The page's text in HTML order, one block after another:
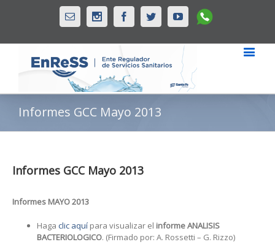
Email InstagramFacebookTwitterYoutubeWhatsapp
Informes GCC Mayo 2013
Informes GCC Mayo 2013
Informes MAYO 2013
Haga clic aquí para visualizar el informe ANALISIS
BACTERIOLOGICO. (Firmado por: A. Rossetti – G. Rizzo)